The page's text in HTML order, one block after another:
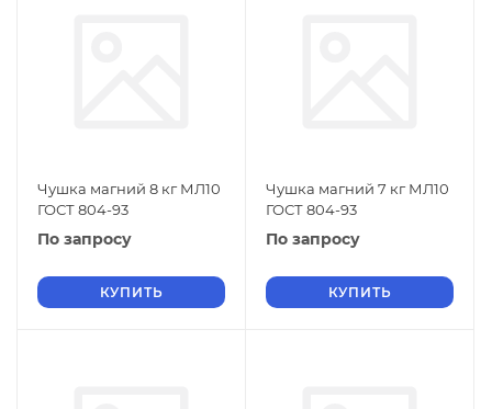
Чушка магний 8 кг МЛ10
ГОСТ 804-93
По запросу
КУПИТЬ
Чушка магний 7 кг МЛ10
ГОСТ 804-93
По запросу
КУПИТЬ